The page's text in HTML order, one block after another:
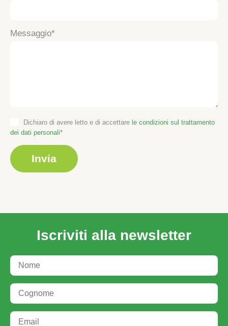
Messaggio
Dichiaro di avere letto e di accettare le condizioni sul trattamento
dei dati personali
Iscriviti alla newsletter